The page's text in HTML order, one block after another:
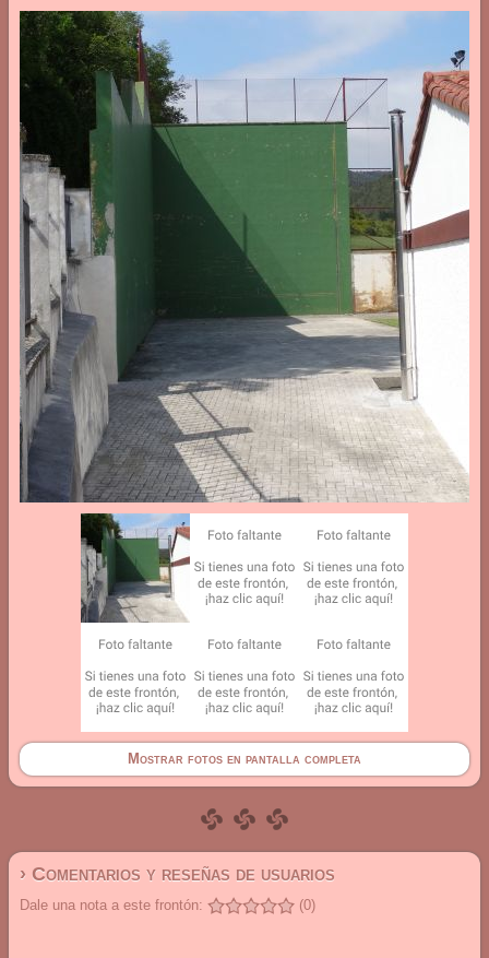
Mostrar fotos en pantalla completa
› Comentarios y reseñas de usuarios
Dale una nota a este frontón: (0)